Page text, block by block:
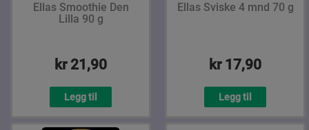
Ellas Smoothie Den
Lilla 90 g
kr 21,90
Legg til
Ellas Sviske 4 mnd 70 g
kr 17,90
Legg til